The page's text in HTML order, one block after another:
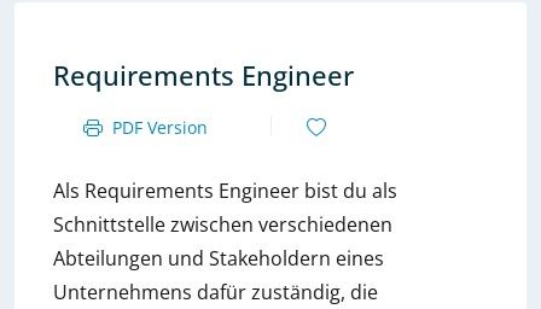
Requirements Engineer
PDF Version
Als Requirements Engineer bist du als
Schnittstelle zwischen verschiedenen
Abteilungen und Stakeholdern eines
Unternehmens dafür zuständig, die